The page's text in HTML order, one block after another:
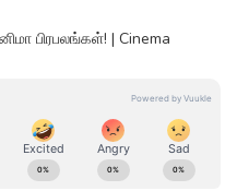
பிரபலங்கள்! | Cinema